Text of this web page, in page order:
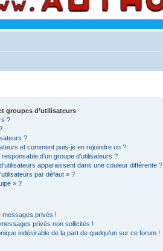
groupes d’utilisateurs
?
?
et comment puis-je en rejoindre un ?
d’un groupe d’utilisateurs ?
apparaissent dans une couleur différente ?
par défaut » ?
» ?
messages privés !
privés non sollicités !
indésirable de la part de quelqu’un sur ce forum !